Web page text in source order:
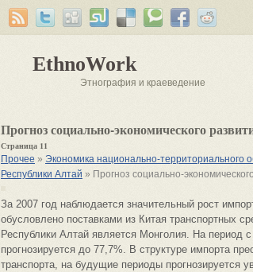
EthnoWork
Этнография и краеведение
Прогноз социально-экономического
Страница 11
Прочее » Экономика национально-территориального
Республики Алтай » Прогноз социально-
За 2007 год наблюдается значительный рост
обусловлено поставками из Китая транспортных
Республики Алтай является Монголия. На период
прогнозируется до 77,7%. В структуре импорта
транспорта, на будущие периоды прогнозируется